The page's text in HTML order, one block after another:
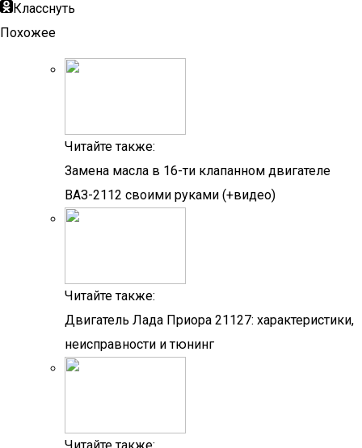
Класснуть
Похожее
Читайте также:
Замена масла в 16-ти клапанном двигателе
ВАЗ-2112 своими руками (+видео)
Читайте также:
Двигатель Лада Приора 21127: характеристики,
неисправности и тюнинг